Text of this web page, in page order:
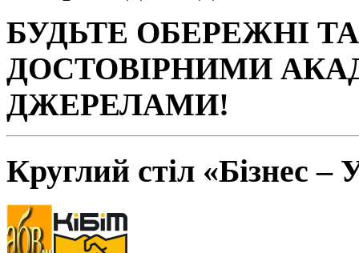
БУДЬТЕ ОБЕРЕЖНІ
ДОСТОВІРНИМИ
ДЖЕРЕЛАМИ!
Круглий стіл «Бізнес –